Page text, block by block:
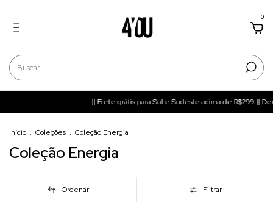
0
|| Frete grátis para Sul e Sudeste acima de R$299 || Demais
Início . Coleções . Coleção Energia
Coleção Energia
Ordenar Filtrar